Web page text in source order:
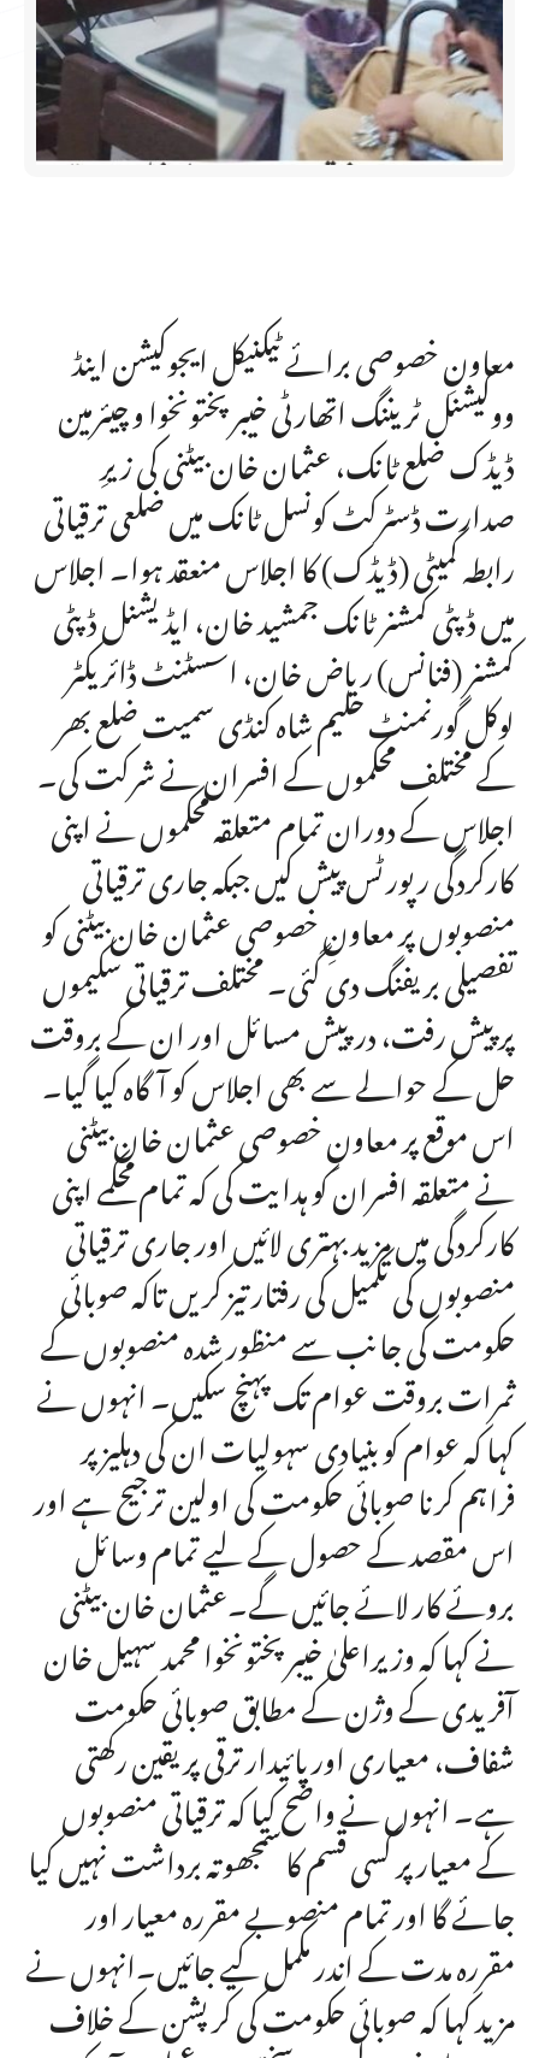
معاونِ خصوصی برائے ٹیکنیکل ایجوکیشن اینڈ
ووکیشنل ٹریننگ اتھارٹی خیبرپختونخوا و چیئرمین
ڈیڈک ضلع ٹانک، عثمان خان بیٹنی کی زیرِ
صدارت ڈسٹرکٹ کونسل ٹانک میں ضلعی ترقیاتی
رابطہ کمیٹی (ڈیڈک) کا اجلاس منعقد ہوا۔ اجلاس
میں ڈپٹی کمشنر ٹانک جمشید خان، ایڈیشنل ڈپٹی
کمشنر (فنانس) ریاض خان، اسسٹنٹ ڈائریکٹر
لوکل گورنمنٹ حلیم شاہ کنڈی سمیت ضلع بھر
کے مختلف محکموں کے افسران نے شرکت کی۔
اجلاس کے دوران تمام متعلقہ محکموں نے اپنی
کارکردگی رپورٹس پیش کیں جبکہ جاری ترقیاتی
منصوبوں پر معاونِ خصوصی عثمان خان بیٹنی کو
تفصیلی بریفنگ دی گئی۔ مختلف ترقیاتی سکیموں
پر پیش رفت، درپیش مسائل اور ان کے بروقت
حل کے حوالے سے بھی اجلاس کو آگاہ کیا گیا۔
اس موقع پر معاونِ خصوصی عثمان خان بیٹنی
نے متعلقہ افسران کو ہدایت کی کہ تمام محکمے اپنی
کارکردگی میں مزید بہتری لائیں اور جاری ترقیاتی
منصوبوں کی تکمیل کی رفتار تیز کریں تاکہ صوبائی
حکومت کی جانب سے منظور شدہ منصوبوں کے
ثمرات بروقت عوام تک پہنچ سکیں۔ انہوں نے
کہا کہ عوام کو بنیادی سہولیات ان کی دہلیز پر
فراہم کرنا صوبائی حکومت کی اولین ترجیح ہے اور
اس مقصد کے حصول کے لیے تمام وسائل
بروئے کار لائے جائیں گے۔عثمان خان بیٹنی
نے کہا کہ وزیراعلیٰ خیبرپختونخوا محمد سہیل خان
آفریدی کے وژن کے مطابق صوبائی حکومت
شفاف، معیاری اور پائیدار ترقی پر یقین رکھتی
ہے۔ انہوں نے واضح کیا کہ ترقیاتی منصوبوں
کے معیار پر کسی قسم کا سمجھوتہ برداشت نہیں کیا
جائے گا اور تمام منصوبے مقررہ معیار اور
مقررہ مدت کے اندر مکمل کیے جائیں۔انہوں نے
مزید کہا کہ صوبائی حکومت کی کرپشن کے خلاف